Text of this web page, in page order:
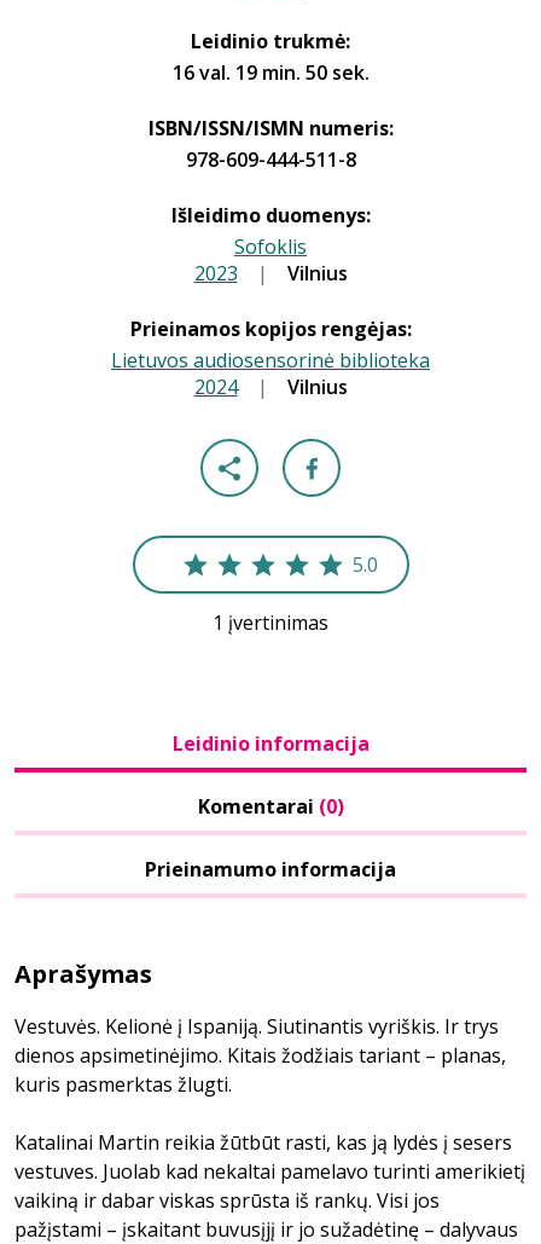
Leidinio trukmė:
16 val. 19 min. 50 sek.
ISBN/ISSN/ISMN numeris:
978-609-444-511-8
Išleidimo duomenys:
Sofoklis
2023 | Vilnius
Prieinamos kopijos rengėjas:
Lietuvos audiosensorinė biblioteka
2024 | Vilnius
5.0
1 įvertinimas
Leidinio informacija
Komentarai (0)
Prieinamumo informacija
Aprašymas
Vestuvės. Kelionė į Ispaniją. Siutinantis vyriškis. Ir trys
dienos apsimetinėjimo. Kitais žodžiais tariant – planas,
kuris pasmerktas žlugti.
Katalinai Martin reikia žūtbūt rasti, kas ją lydės į sesers
vestuves. Juolab kad nekaltai pamelavo turinti amerikietį
vaikiną ir dabar viskas sprūsta iš rankų. Visi jos
pažįstami – įskaitant buvusįjį ir jo sužadėtinę – dalyvaus